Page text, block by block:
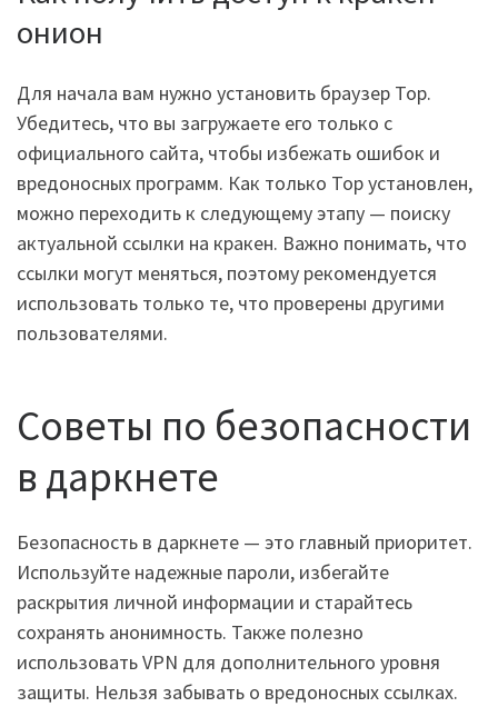
онион
Для начала вам нужно установить браузер Тор.
Убедитесь, что вы загружаете его только с
официального сайта, чтобы избежать ошибок и
вредоносных программ. Как только Тор установлен,
можно переходить к следующему этапу — поиску
актуальной ссылки на кракен. Важно понимать, что
ссылки могут меняться, поэтому рекомендуется
использовать только те, что проверены другими
пользователями.
Советы по безопасности
в даркнете
Безопасность в даркнете — это главный приоритет.
Используйте надежные пароли, избегайте
раскрытия личной информации и старайтесь
сохранять анонимность. Также полезно
использовать VPN для дополнительного уровня
защиты. Нельзя забывать о вредоносных ссылках.